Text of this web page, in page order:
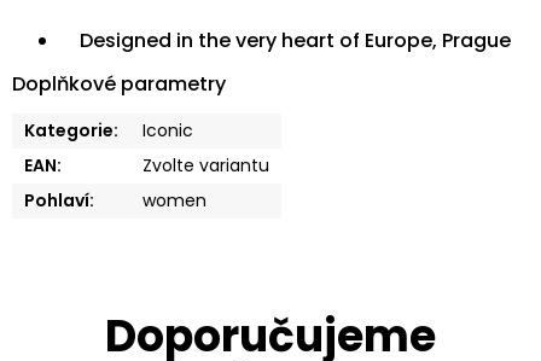
Designed in the very heart of Europe, Prague
Doplňkové parametry
Kategorie:
Iconic
EAN:
Zvolte variantu
Pohlaví: women